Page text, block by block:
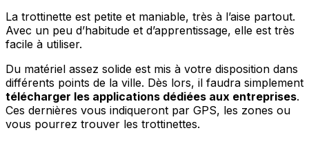
La trottinette est petite et maniable, très à l’aise partout.
Avec un peu d’habitude et d’apprentissage, elle est très
facile à utiliser.
Du matériel assez solide est mis à votre disposition dans
différents points de la ville. Dès lors, il faudra simplement
télécharger les applications dédiées aux entreprises.
Ces dernières vous indiqueront par GPS, les zones ou
vous pourrez trouver les trottinettes.